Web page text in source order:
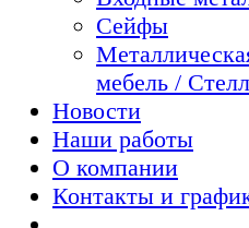
Сейфы
мебель /
Новости
Наши работы
О компании
Контакты и